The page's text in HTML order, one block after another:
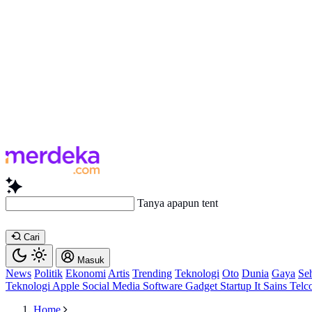
Tanya apapun tentang artikel
Cari
Masuk
News Politik Ekonomi Artis Trending Teknologi Oto Dunia Gaya
Teknologi Apple Social Media Software Gadget Startup It Sains
Home